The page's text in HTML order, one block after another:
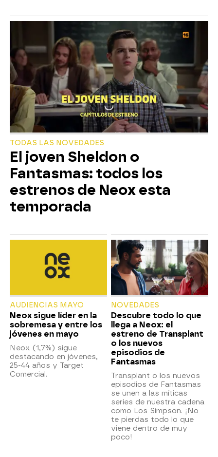
TODAS LAS NOVEDADES
El joven Sheldon o
Fantasmas: todos los
estrenos de Neox esta
temporada
AUDIENCIAS MAYO
Neox sigue líder en la
sobremesa y entre los
jóvenes en mayo
Neox (1,7%) sigue
destacando en jóvenes,
25-44 años y Target
Comercial.
NOVEDADES
Descubre todo lo que
llega a Neox: el
estreno de Transplant
o los nuevos
episodios de
Fantasmas
Transplant o los nuevos
episodios de Fantasmas
se unen a las míticas
series de nuestra cadena
como Los Simpson. ¡No
te pierdas todo lo que
viene dentro de muy
poco!